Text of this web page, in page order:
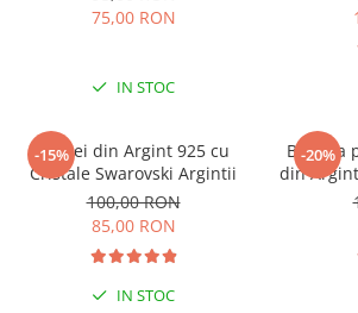
75,00 RON
IN STOC
-15%
Cercei din Argint 925 cu
Cristale Swarovski Argintii
100,00 RON
85,00 RON
IN STOC
-20%
Bratara
din